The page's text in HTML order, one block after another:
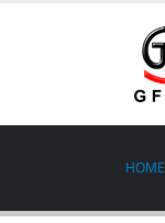
HOME